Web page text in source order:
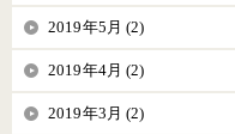
2019年5月 (2)
2019年4月 (2)
2019年3月 (2)